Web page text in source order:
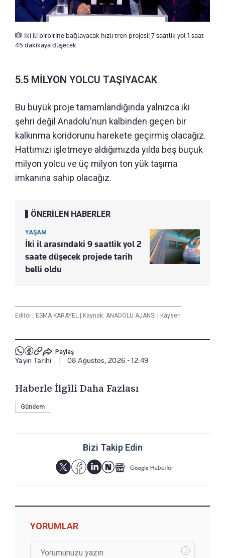
İki ili birbirine bağlayacak hızlı tren projesi! 7 saatlik yol 1 saat
45 dakikaya düşecek
5.5 MİLYON YOLCU TAŞIYACAK
Bu büyük proje tamamlandığında yalnızca iki
şehri değil Anadolu'nun kalbinden geçen bir
kalkınma koridorunu harekete geçirmiş olacağız.
Hattımızı işletmeye aldığımızda yılda beş buçuk
milyon yolcu ve üç milyon ton yük taşıma
imkanına sahip olacağız.
ÖNERİLEN HABERLER
YAŞAM
İki il arasındaki 9 saatlik yol 2
saate düşecek projede tarih
belli oldu
Editör : ESMA KARAYEL Kaynak: ANADOLU AJANSI Kayseri
Paylaş
Yayın Tarihi 08 Ağustos, 2026 - 12:49
Haberle İlgili Daha Fazlası
Gündem
Bizi Takip Edin
YORUMLAR